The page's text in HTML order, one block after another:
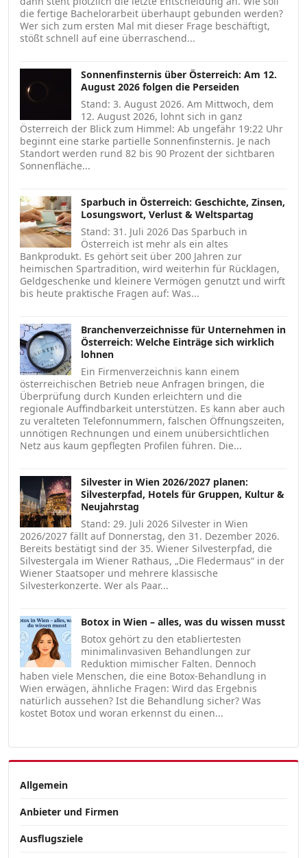
die fertige Bachelorarbeit überhaupt gebunden werden?
Wer sich zum ersten Mal mit dieser Frage beschäftigt,
stößt schnell auf eine überraschend...
Sonnenfinsternis über Österreich: Am 12.
August 2026 folgen die Perseiden
Stand: 3. August 2026. Am Mittwoch, dem
12. August 2026, lohnt sich in ganz
Österreich der Blick zum Himmel: Ab ungefähr 19:22 Uhr
beginnt eine starke partielle Sonnenfinsternis. Je nach
Standort werden rund 82 bis 90 Prozent der sichtbaren
Sonnenfläche...
Sparbuch in Österreich: Geschichte, Zinsen,
Losungswort, Verlust & Weltspartag
Stand: 31. Juli 2026 Das Sparbuch in
Österreich ist mehr als ein altes
Bankprodukt. Es gehört seit über 200 Jahren zur
heimischen Spartradition, wird weiterhin für Rücklagen,
Geldgeschenke und kleinere Vermögen genutzt und wirft
bis heute praktische Fragen auf: Was...
Branchenverzeichnisse für Unternehmen in
Österreich: Welche Einträge sich wirklich
lohnen
Ein Firmenverzeichnis kann einem
österreichischen Betrieb neue Anfragen bringen, die
Überprüfung durch Kunden erleichtern und die
regionale Auffindbarkeit unterstützen. Es kann aber auch
zu veralteten Telefonnummern, falschen Öffnungszeiten,
unnötigen Rechnungen und einem unübersichtlichen
Netz aus kaum gepflegten Profilen führen. Die...
Silvester in Wien 2026/2027 planen:
Silvesterpfad, Hotels für Gruppen, Kultur &
Neujahrstag
Stand: 29. Juli 2026 Silvester in Wien
2026/2027 fällt auf Donnerstag, den 31. Dezember 2026.
Bereits bestätigt sind der 35. Wiener Silvesterpfad, die
Silvestergala im Wiener Rathaus, „Die Fledermaus“ in der
Wiener Staatsoper und mehrere klassische
Silvesterkonzerte. Wer als Paar...
Botox in Wien – alles, was du wissen musst
Botox gehört zu den etabliertesten
minimalinvasiven Behandlungen zur
Reduktion mimischer Falten. Dennoch
haben viele Menschen, die eine Botox-Behandlung in
Wien erwägen, ähnliche Fragen: Wird das Ergebnis
natürlich aussehen? Ist die Behandlung sicher? Was
kostet Botox und woran erkennst du einen...
Allgemein
Anbieter und Firmen
Ausflugsziele